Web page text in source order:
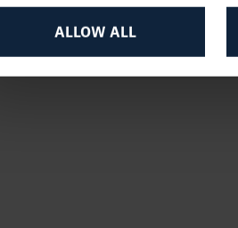
ALLOW ALL
16 juni, 2000, 11:05